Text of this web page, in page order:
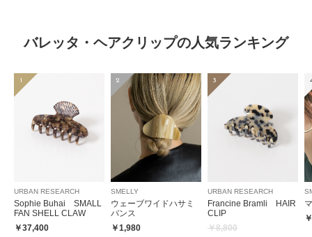
バレッタ・ヘアクリップの人気ランキング
1
URBAN RESEARCH
Sophie Buhai SMALL
FAN SHELL CLAW
￥37,400
2
SMELLY
ウェーブワイドハサミ
バンス
￥1,980
3
URBAN RESEARCH
Francine Bramli HAIR
CLIP
￥8,800